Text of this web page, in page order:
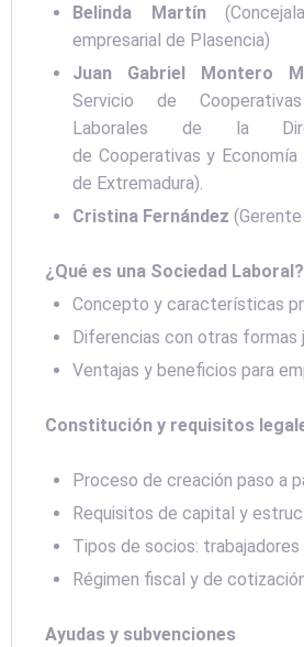
Belinda Martín
empresarial de Plasencia)
Juan Gabriel Montero
Servicio de
Laborales de la
de Cooperativas y Economía
de Extremadura).
Cristina Fernández
¿Qué es una Sociedad Laboral?
Concepto y características
Diferencias con otras formas
Ventajas y beneficios para
Constitución y requisitos
Proceso de creación paso a
Requisitos de capital y
Tipos de socios:
Régimen fiscal y de
Ayudas y subvenciones